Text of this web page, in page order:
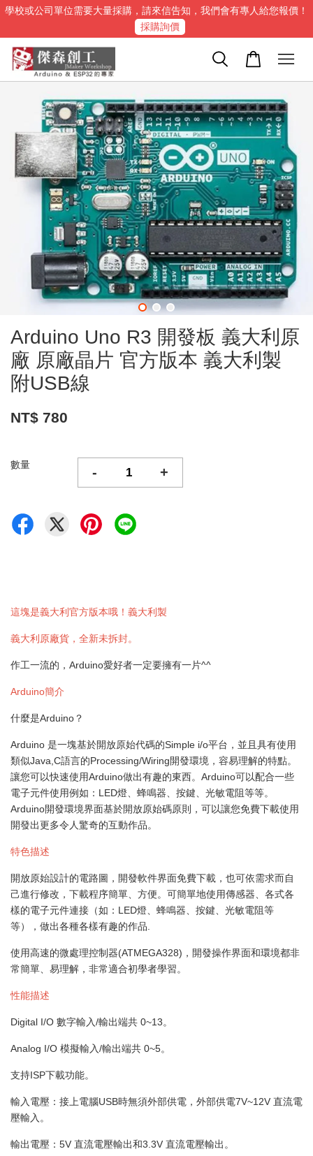
學校或公司單位需要大量採購，請來信告知，我們會有專人給您報價！
採購詢價
Arduino Uno R3 開發板 義大利原
廠 原廠晶片 官方版本 義大利製
附USB線
NT$ 780
數量 - +
這塊是義大利官方版本哦！義大利製
義大利原廠貨，全新未拆封。
作工一流的，Arduino愛好者一定要擁有一片^^
Arduino簡介
什麼是Arduino？
Arduino 是一塊基於開放原始代碼的Simple i/o平台，並且具有使用
類似Java,C語言的Processing/Wiring開發環境，容易理解的特點。
讓您可以快速使用Arduino做出有趣的東西。Arduino可以配合一些
電子元件使用例如：LED燈、蜂鳴器、按鍵、光敏電阻等等。
Arduino開發環境界面基於開放原始碼原則，可以讓您免費下載使用
開發出更多令人驚奇的互動作品。
特色描述
開放原始設計的電路圖，開發軟件界面免費下載，也可依需求而自
己進行修改，下載程序簡單、方便。可簡單地使用傳感器、各式各
樣的電子元件連接（如：LED燈、蜂鳴器、按鍵、光敏電阻等
等），做出各種各樣有趣的作品.
使用高速的微處理控制器(ATMEGA328)，開發操作界面和環境都非
常簡單、易理解，非常適合初學者學習。
性能描述
Digital I/O 數字輸入/輸出端共 0~13。
Analog I/O 模擬輸入/輸出端共 0~5。
支持ISP下載功能。
輸入電壓：接上電腦USB時無須外部供電，外部供電7V~12V 直流電
壓輸入。
輸出電壓：5V 直流電壓輸出和3.3V 直流電壓輸出。